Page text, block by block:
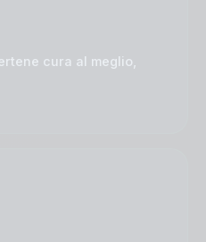
cura al meglio,